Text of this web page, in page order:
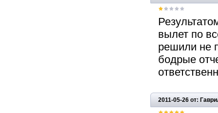
вылет по
решили не
бодрые
2011-05-26 от: